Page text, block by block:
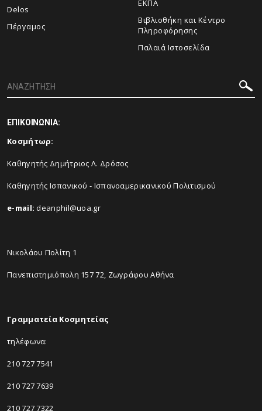
Delos
Πέργαμος
ΕΚΠΑ
Βιβλιοθήκη και Κέντρο
Πληροφόρησης
Παλαιά Ιστοσελίδα
ΕΠΙΚΟΙΝΩΝΙΑ:
Κοσμήτωρ:
Καθηγητής Δημήτριος Λ. Δρόσος
Καθηγητής Ισπανικού - Ισπανοαμερικανικού Πολιτισμού
e-mail: deanphil@uoa.gr
Νικολάου Πολίτη 1
Πανεπιστημιόπολη 157 72, Ζωγράφου Αθήνα
Γραμματεία Κοσμητείας
τηλέφωνα:
210 727 7541
210 727 7639
210 727 7322